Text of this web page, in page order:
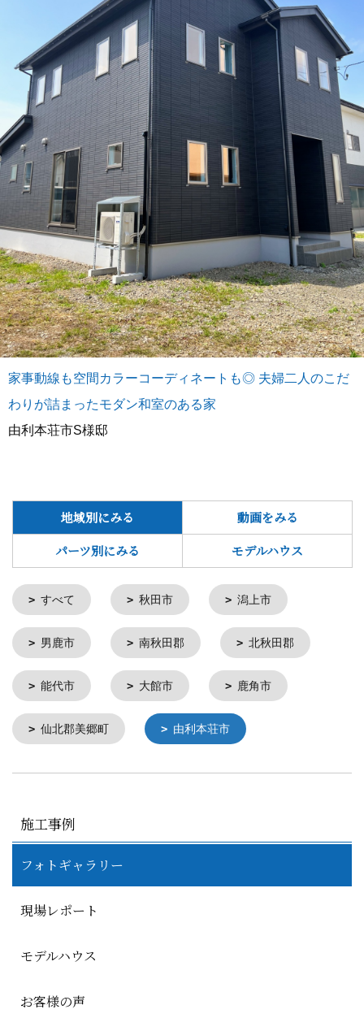
家事動線も空間カラーコーディネートも◎ 夫婦二人のこだ
わりが詰まったモダン和室のある家
由利本荘市S様邸
地域別にみる
動画をみる
パーツ別にみる
モデルハウス
すべて 秋田市 潟上市
男鹿市 南秋田郡 北秋田郡
能代市 大館市 鹿角市
仙北郡美郷町 由利本荘市
施工事例
フォトギャラリー
現場レポート
モデルハウス
お客様の声